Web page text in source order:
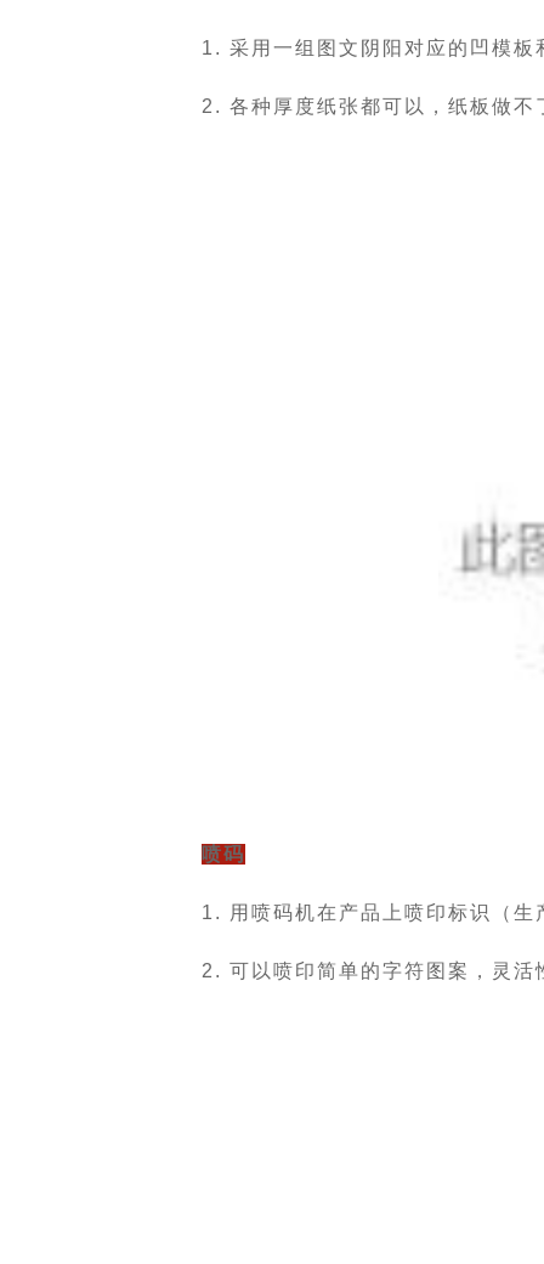
1. 采用一组图文阴阳对应的凹模
2. 各种厚度纸张都可以，纸板做不
喷码
1. 用喷码机在产品上喷印标识（
2. 可以喷印简单的字符图案，灵活